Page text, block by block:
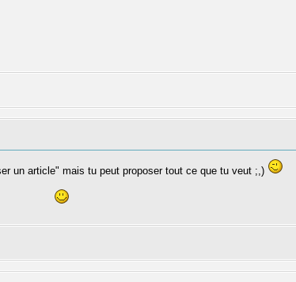
un article" mais tu peut proposer tout ce que tu veut ;,)